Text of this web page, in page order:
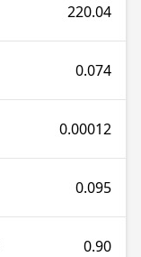
220.04
0.074
0.00012
0.095
0.90